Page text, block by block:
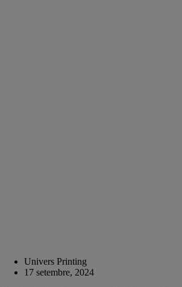
Univers Printing
17 setembre, 2024